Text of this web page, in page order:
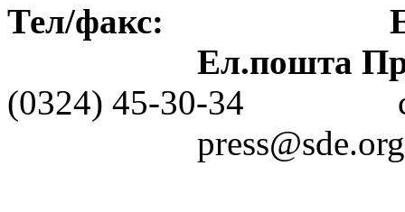
Тел/факс:
Ел.пошта
(0324) 45-30-